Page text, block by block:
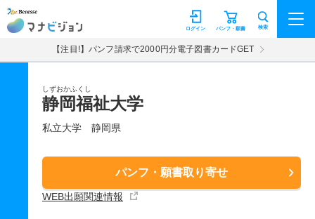
マナビジョン パンフ・願書
ログイン 検索
【注目!】パンフ請求で2000円分電子図書カードGET
しずおかふくし
静岡福祉大学
私立大学 静岡県
パンフ・願書取り寄せ
WEB出願関連情報